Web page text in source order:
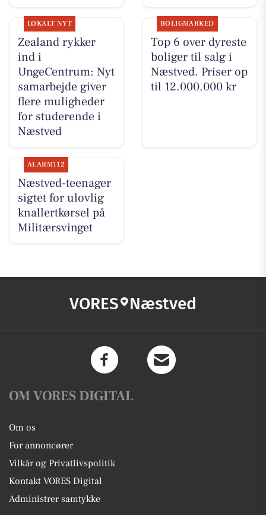
LOKALT NYT
Zealand rykker
ind i
UngeCentrum: Nyt
samarbejde giver
flere muligheder
for studerende i
Næstved
BOLIGMARKED
Top 6 over dyreste
boliger til salg i
Næstved. Priser op
til 12.000.000 kr
ALARM112
Næstved-teenager
sigtet for ulovlig
knallertkørsel på
Militærsvinget
VORES Næstved
OM VORES DIGITAL
Om os
For annoncører
Vilkår og Privatlivspolitik
Kontakt VORES Digital
Administrer samtykke